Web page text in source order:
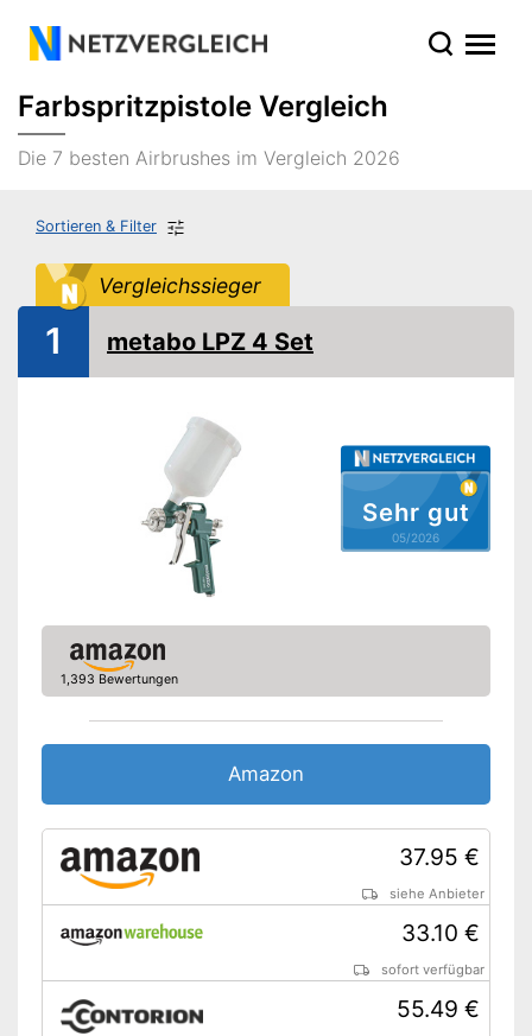
Farbspritzpistole Vergleich
Die 7 besten Airbrushes im Vergleich 2026
Sortieren & Filter
Vergleichssieger
Sehr gut
05/2026
1 metabo LPZ 4 Set
1,393 Bewertungen
Amazon
37.95 €
siehe Anbieter
33.10 €
sofort verfügbar
55.49 €